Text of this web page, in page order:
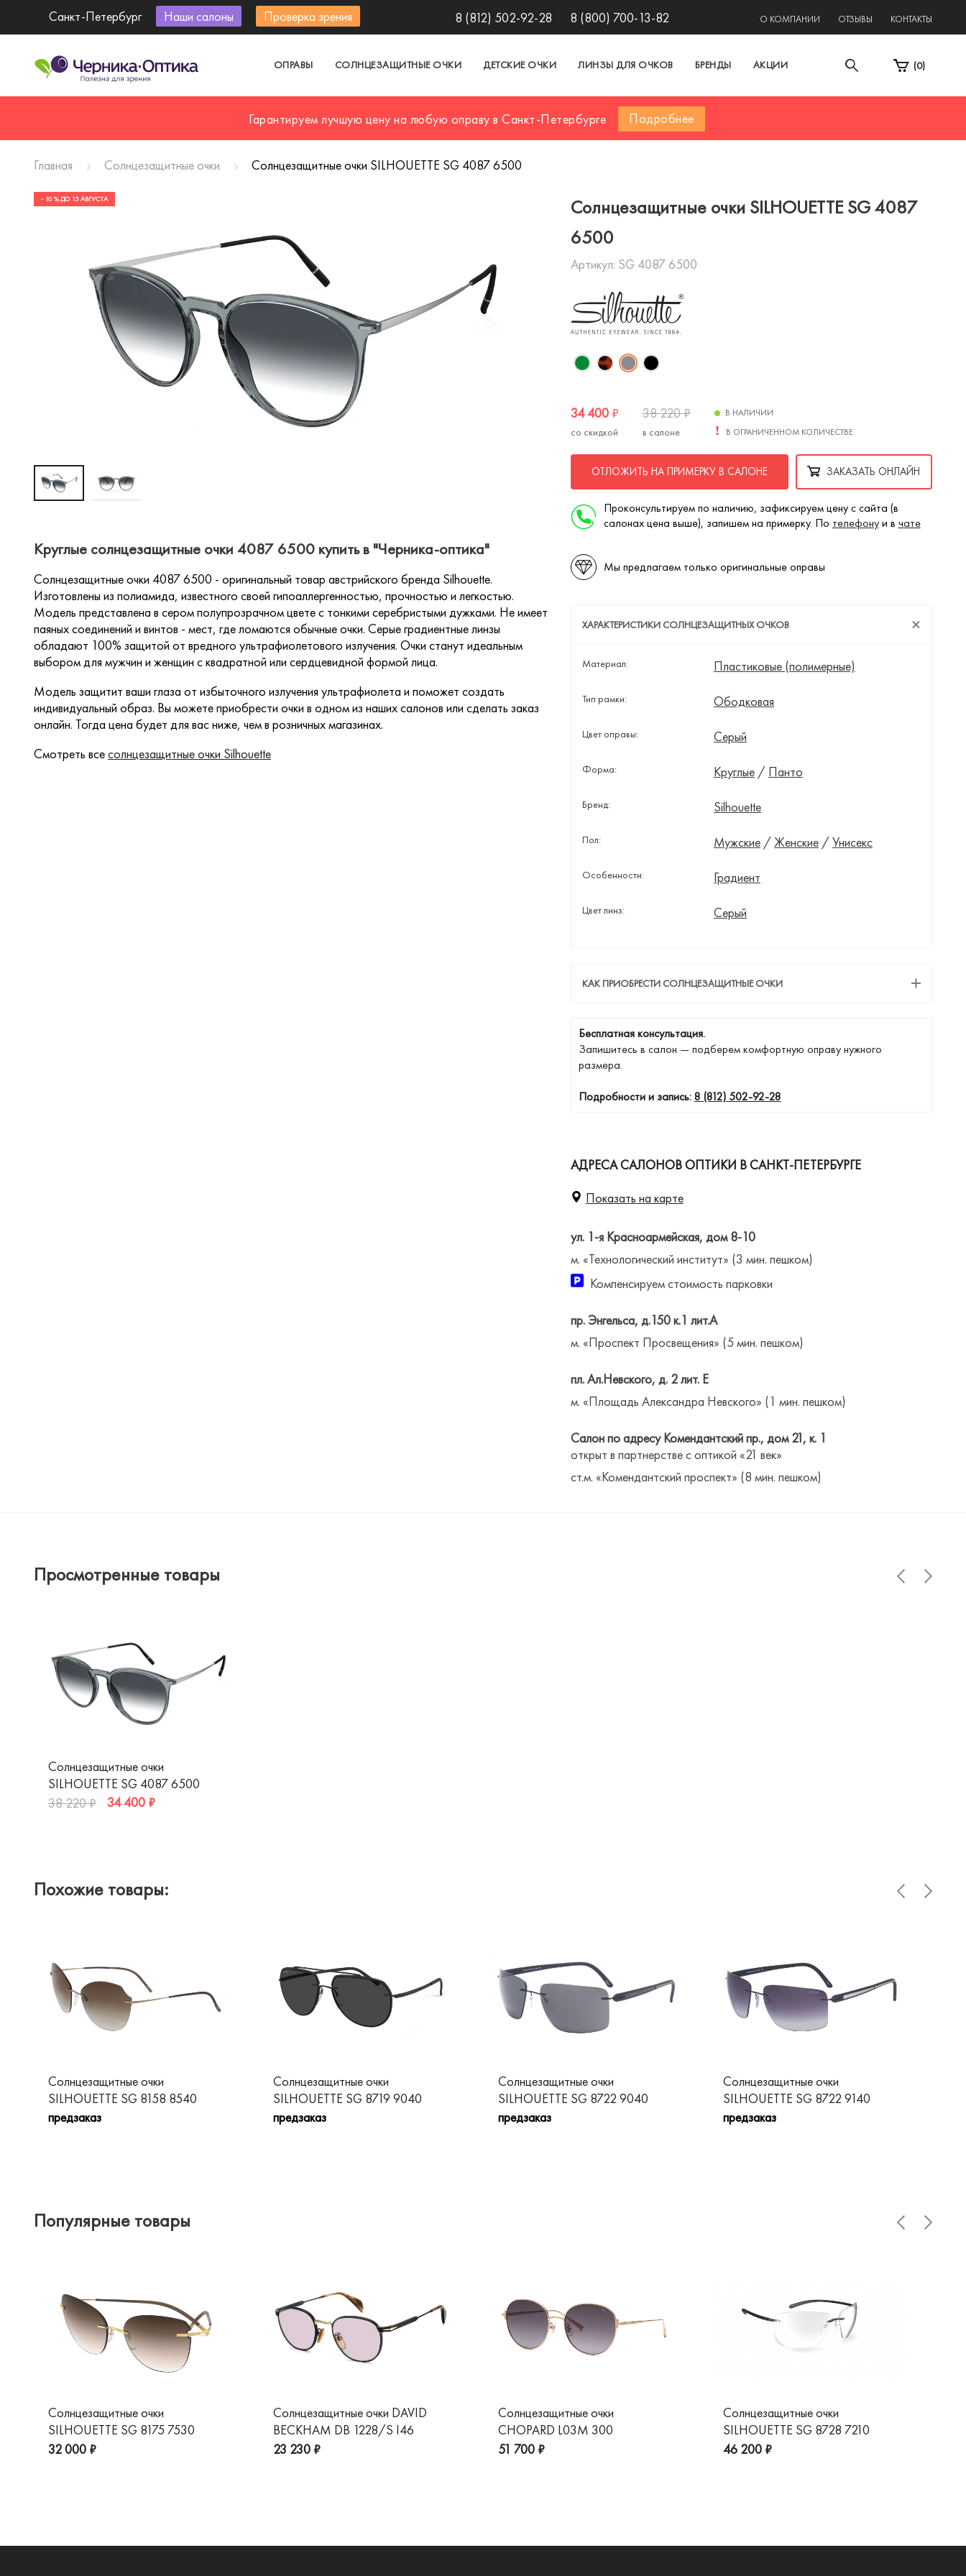
Санкт-Петербург Наши салоны Проверка зрения 8 (812) 502-92-28 8 (800) 700-13-82 О КОМПАНИИ ОТЗЫВЫ КОНТАКТЫ
ОПРАВЫ СОЛНЦЕЗАЩИТНЫЕ ОЧКИ ДЕТСКИЕ ОЧКИ ЛИНЗЫ ДЛЯ ОЧКОВ БРЕНДЫ АКЦИИ (0)
Гарантируем лучшую цену на любую оправу в Санкт-Петербурге Подробнее
Главная Солнцезащитные очки Солнцезащитные очки SILHOUETTE SG 4087 6500
Солнцезащитные очки SILHOUETTE SG 4087
6500
Артикул: SG 4087 6500
34 400 ₽
со скидкой
38 220₽
в салоне
В НАЛИЧИИ
В ОГРАНИЧЕННОМ КОЛИЧЕСТВЕ
ОТЛОЖИТЬ НА ПРИМЕРКУ В САЛОНЕ ЗАКАЗАТЬ ОНЛАЙН
Проконсультируем по наличию, зафиксируем цену с сайта (в
салонах цена выше), запишем на примерку. По телефонуи в чате
Мы предлагаем только оригинальные оправы
ХАРАКТЕРИСТИКИ СОЛНЦЕЗАЩИТНЫХ ОЧКОВ
Материал: Пластиковые (полимерные)
Тип рамки: Ободковая
Цвет оправы: Серый
Форма: Круглые/ Панто
Бренд: Silhouette
Пол: Мужские/ Женские/ Унисекс
Особенности: Градиент
Цвет линз: Серый
КАК ПРИОБРЕСТИ СОЛНЦЕЗАЩИТНЫЕ ОЧКИ
Бесплатная консультация.
Запишитесь в салон — подберем комфортную оправу нужного
размера.
Подробности и запись:8 (812) 502-92-28
АДРЕСА САЛОНОВ ОПТИКИ В САНКТ-ПЕТЕРБУРГЕ
Показать на карте
ул. 1-я Красноармейская, дом 8-10
м. «Технологический институт» (3 мин. пешком)
Компенсируем стоимость парковки
пр. Энгельса, д.150 к.1 лит.А
м. «Проспект Просвещения» (5 мин. пешком)
пл. Ал.Невского, д. 2 лит. Е
м. «Площадь Александра Невского» (1 мин. пешком)
Салон по адресу Комендантский пр., дом 21, к. 1
открыт в партнерстве с оптикой «21 век»
ст.м. «Комендантский проспект» (8 мин. пешком)
- 10 % ДО 15 АВГУСТА
Круглые солнцезащитные очки 4087 6500 купить в "Черника-оптика"
Солнцезащитные очки 4087 6500 - оригинальный товар австрийского бренда Silhouette.
Изготовлены из полиамида, известного своей гипоаллергенностью, прочностью и легкостью.
Модель представлена в сером полупрозрачном цвете с тонкими серебристыми дужками. Не имеет
паяных соединений и винтов - мест, где ломаются обычные очки. Серые градиентные линзы
обладают 100% защитой от вредного ультрафиолетового излучения. Очки станут идеальным
выбором для мужчин и женщин с квадратной или сердцевидной формой лица.
Модель защитит ваши глаза от избыточного излучения ультрафиолета и поможет создать
индивидуальный образ. Вы можете приобрести очки в одном из наших салонов или сделать заказ
онлайн. Тогда цена будет для вас ниже, чем в розничных магазинах.
Смотреть всесолнцезащитные очки Silhouette
Просмотренные товары
Солнцезащитные очки
SILHOUETTE SG 4087 6500
38 220 ₽
34 400 ₽
Похожие товары:
Солнцезащитные очки
SILHOUETTE SG 8158 8540
предзаказ
Солнцезащитные очки
SILHOUETTE SG 8719 9040
предзаказ
Солнцезащитные очки
SILHOUETTE SG 8722 9040
предзаказ
Солнцезащитные очки
SILHOUETTE SG 8722 9140
предзаказ
Популярные товары
Солнцезащитные очки
SILHOUETTE SG 8175 7530
32 000 ₽
Солнцезащитные очки DAVID
BECKHAM DB 1228/S I46
23 230 ₽
Солнцезащитные очки
CHOPARD L03M 300
51 700 ₽
Солнцезащитные очки
SILHOUETTE SG 8728 7210
46 200 ₽